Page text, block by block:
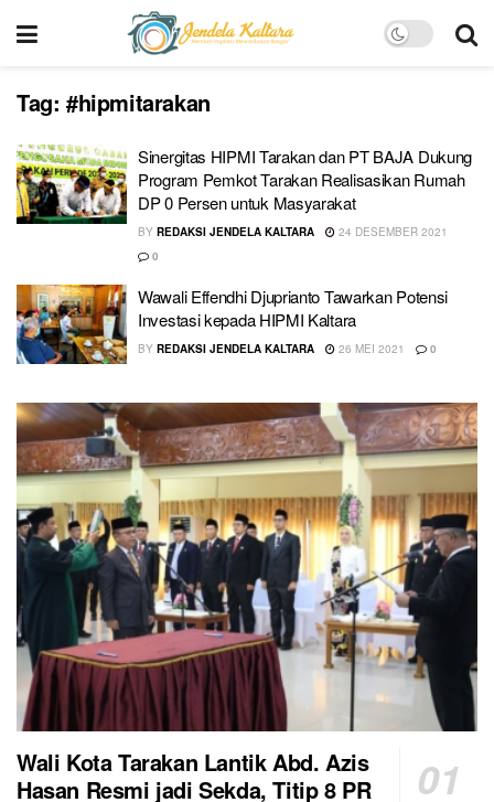
Tag: #hipmitarakan
Sinergitas HIPMI Tarakan dan PT BAJA Dukung
Program Pemkot Tarakan Realisasikan Rumah
DP 0 Persen untuk Masyarakat
BY REDAKSI JENDELA KALTARA
24 DESEMBER 2021
0
Wawali Effendhi Djuprianto Tawarkan Potensi
Investasi kepada HIPMI Kaltara
BY REDAKSI JENDELA KALTARA 26 MEI 2021 0
Wali Kota Tarakan Lantik Abd. Azis
Hasan Resmi jadi Sekda, Titip 8 PR